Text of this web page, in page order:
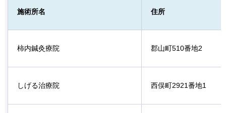
施術所名 住所
柿内鍼灸療院 郡山町510番地2
しげる治療院 西俣町2921番地1